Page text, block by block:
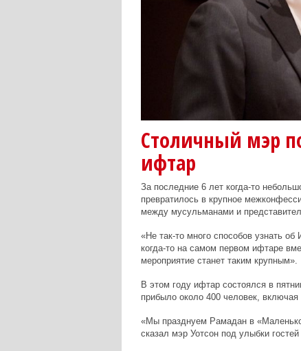
Столичный мэр
ифтар
За последние 6 лет когда-то
превратилось в крупное
между мусульманами и
«Не так-то много способов узнать
когда-то на самом первом ифтаре
мероприятие станет таким крупным».
В этом году ифтар состоялся в
прибыло около 400 человек,
«Мы празднуем Рамадан в
сказал мэр Уотсон под улыбки